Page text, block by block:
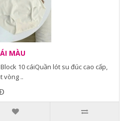
MÀU
10 cáiQuần lót su đúc cao cấp,
vòng ..